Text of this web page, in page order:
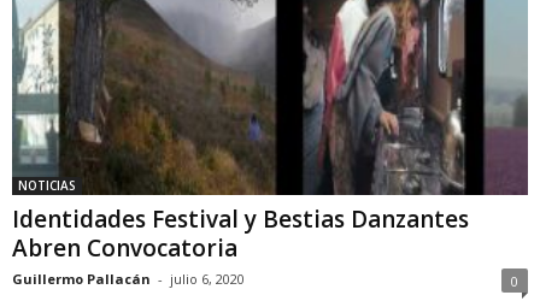
NOTICIAS
Identidades Festival y Bestias Danzantes
Abren Convocatoria
Guillermo Pallacán - julio 6, 2020 0